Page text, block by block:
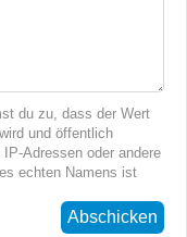
du zu, dass der Wert
und öffentlich
Adressen oder andere
echten Namens ist
Abschicken